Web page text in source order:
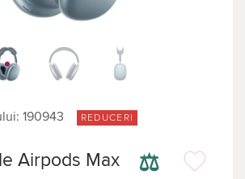
190943 REDUCERI
⚖
Airpods Max